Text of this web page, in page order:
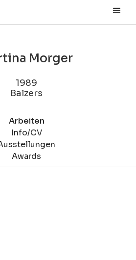
Morger
1989
Balzers
Arbeiten
Info/CV
Awards